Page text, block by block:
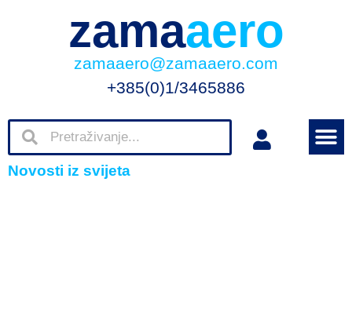
zamaaero
zamaaero@zamaaero.com
+385(0)1/3465886
Novosti iz svijeta